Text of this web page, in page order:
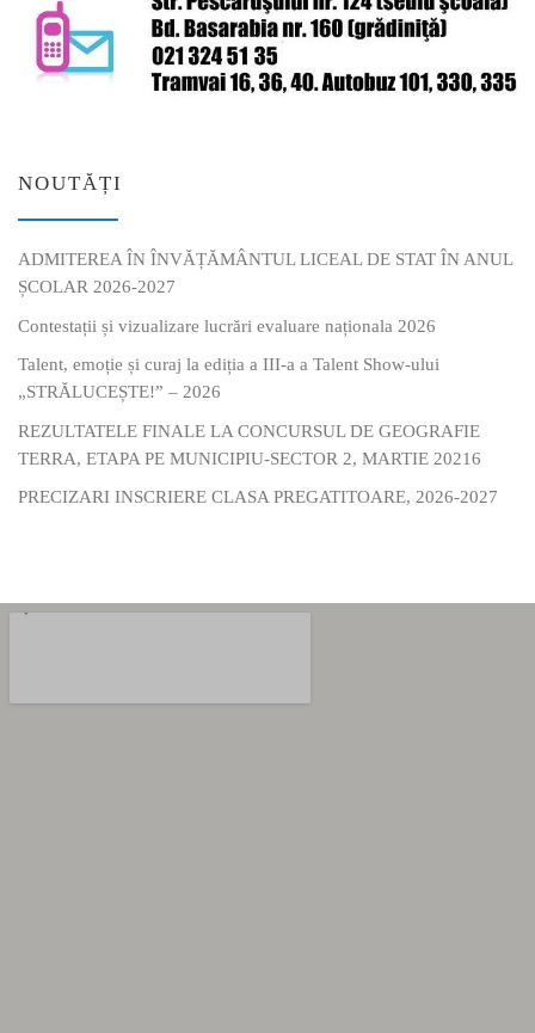
NOUTĂȚI
ADMITEREA ÎN ÎNVĂȚĂMÂNTUL LICEAL DE STAT ÎN ANUL
ȘCOLAR 2026-2027
Contestații și vizualizare lucrări evaluare naționala 2026
Talent, emoție și curaj la ediția a III-a a Talent Show-ului
„STRĂLUCEȘTE!” – 2026
REZULTATELE FINALE LA CONCURSUL DE GEOGRAFIE
TERRA, ETAPA PE MUNICIPIU-SECTOR 2, MARTIE 20216
PRECIZARI INSCRIERE CLASA PREGATITOARE, 2026-2027